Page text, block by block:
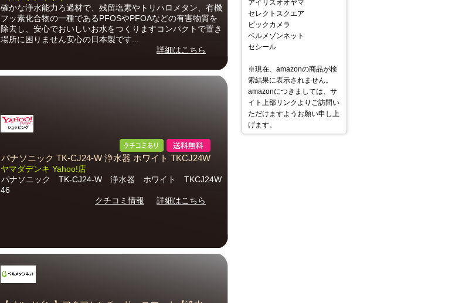
確かな浄水能力ろ過材で、残留塩素やトリハロメタン、有機
フッ素化合物の一種であるPFOSやPFOAなどの有害物質を
除去し、安心でおいしいお水をつくりますコンパクトで置き
場所に困りません安心の日本製です...
詳細はこちら
パナソニック TK-CJ24-W 浄水器 ホワイト TKCJ24W
ヤマダデンキ Yahoo!店
パナソニック TK-CJ24-W 浄水器 ホワイト TKCJ24W
46
クチコミ情報
詳細はこちら
アイリスオオヤマ
セレクトスクエア
ビックカメラ
ベルメゾンネット
セシール
※現在、amazonの商品が検
索結果に表示されません。
amazonにつきましては、サ
イト上部リンクよりご訪問い
ただけますようお願い申し上
げます。